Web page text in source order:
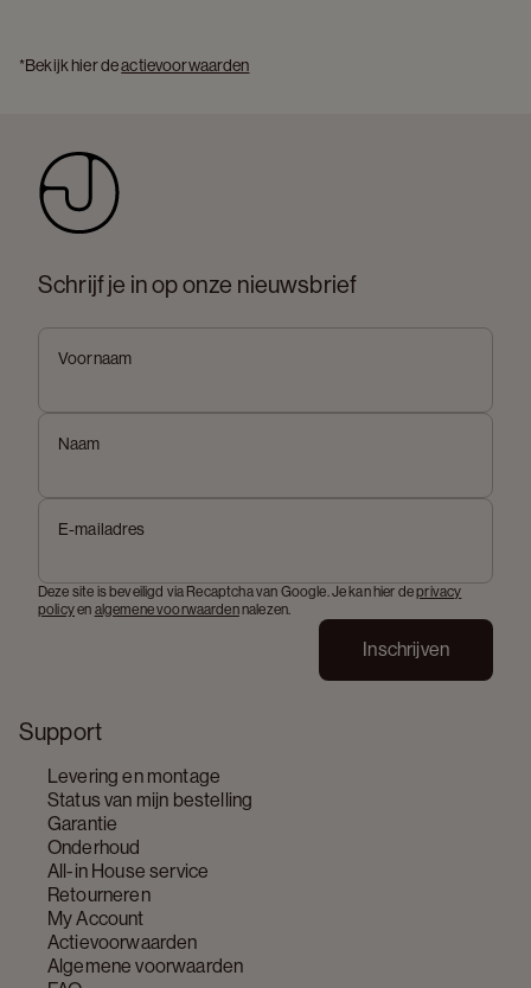
*Bekijk hier de actievoorwaarden
Support
Levering en montage
Status van mijn bestelling
Garantie
Onderhoud
All-in House service
Retourneren
My Account
Actievoorwaarden
Algemene voorwaarden
Schrijf je in op onze nieuwsbrief
Voornaam
Naam
E-mailadres
Deze site is beveiligd via Recaptcha van Google. Je kan hier deprivacy
policyen algemene voorwaardennalezen.
Inschrijven